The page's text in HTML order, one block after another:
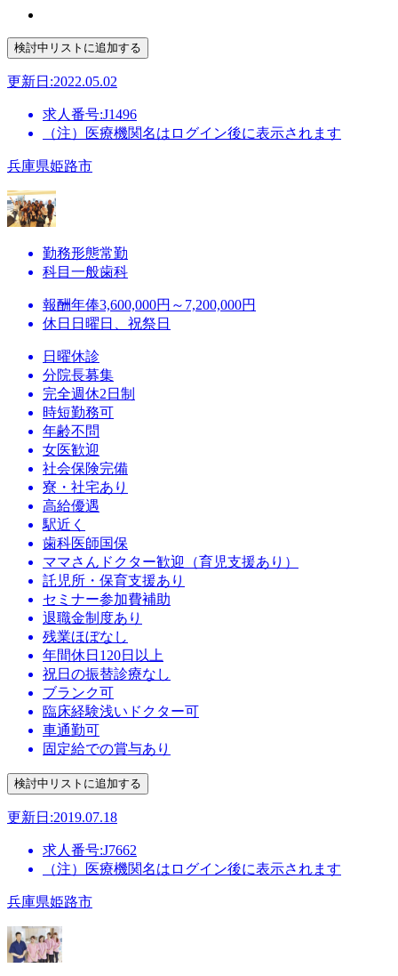
更新日:2022.05.02
求人番号:J1496
（注）医療機関名はログイン後に表示されます
兵庫県姫路市
勤務形態常勤
科目 一般歯科
報酬年俸3,600,000円～7,200,000円
休日 日曜日、祝祭日
日曜休診
分院長募集
完全週休2日制
時短勤務可
年齢不問
女医歓迎
社会保険完備
寮・社宅あり
高給優遇
駅近く
歯科医師国保
ママさんドクター歓迎（育児支援あり）
託児所・保育支援あり
セミナー参加費補助
退職金制度あり
残業ほぼなし
年間休日120日以上
祝日の振替診療なし
ブランク可
臨床経験浅いドクター可
車通勤可
固定給での賞与あり
更新日:2019.07.18
求人番号:J7662
（注）医療機関名はログイン後に表示されます
兵庫県姫路市